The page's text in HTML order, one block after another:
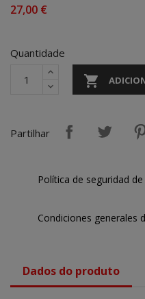
27,00 €
Quantidade

Partilhar
Política de seguridad
Condiciones generales
Dados do produto